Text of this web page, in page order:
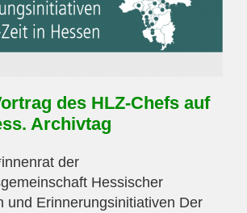
des HLZ-Chefs auf
Archivtag
der
Hessischer
und Erinnerungsinitiativen Der